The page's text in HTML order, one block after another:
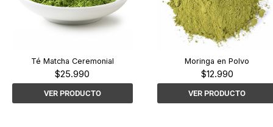
Té Matcha Ceremonial
$25.990
VER PRODUCTO
Moringa en Polvo
$12.990
VER PRODUCTO